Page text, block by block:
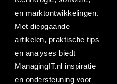
en marktontwikkelingen.
Met diepgaande
artikelen, praktische tips
en analyses biedt
ManagingIT.nl inspiratie
en ondersteuning voor